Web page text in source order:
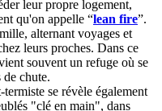
leur propre logement,
qu'on appelle “lean fire”.
alternant voyages et
leurs proches. Dans ce
souvent un refuge où se
de chute.
se révèle également
"clé en main", dans